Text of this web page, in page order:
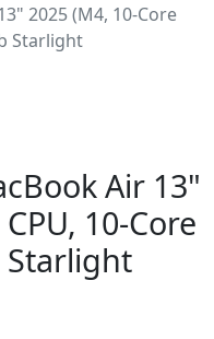
2025 (M4, 10-Core
Starlight
Air 13"
10-Core
Starlight